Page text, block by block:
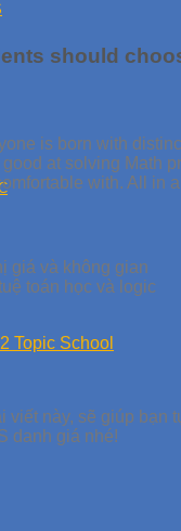
should
is born with
at solving Math
with. All
giá và không gian
toán học và logic
Topic School
viết này, sẽ giúp
danh giá nhé!